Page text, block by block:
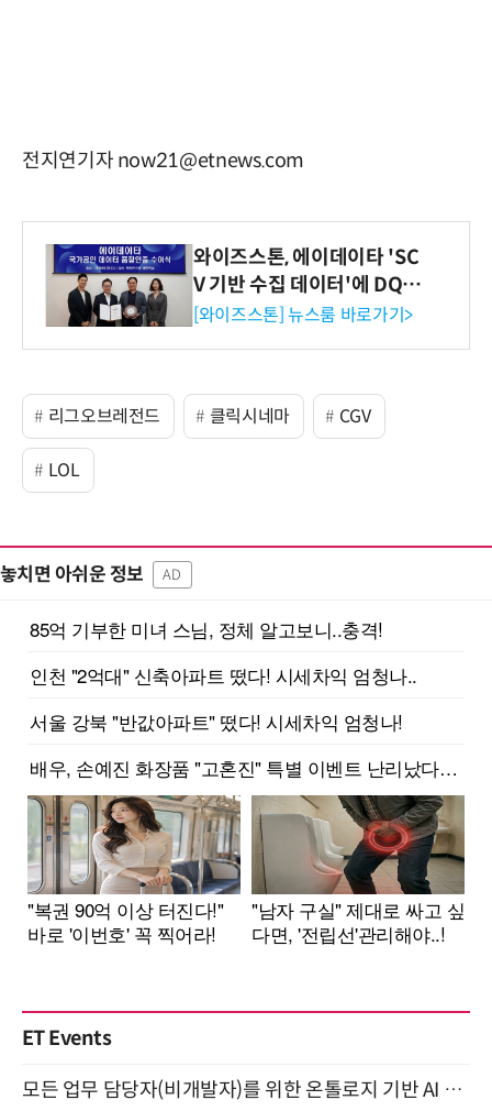
전지연기자 now21@etnews.com
와이즈스톤, 에이데이타 'SC
V 기반 수집 데이터'에 DQ인
증 최고 등급 수여
[와이즈스톤] 뉴스룸 바로가기>
리그오브레전드 클릭시네마 CGV
LOL
놓치면 아쉬운 정보 AD
ET Events
모든 업무 담당자(비개발자)를 위한 온톨로지 기반 AI 지식체계 설계 1-day 워크숍 8월 20일 개최